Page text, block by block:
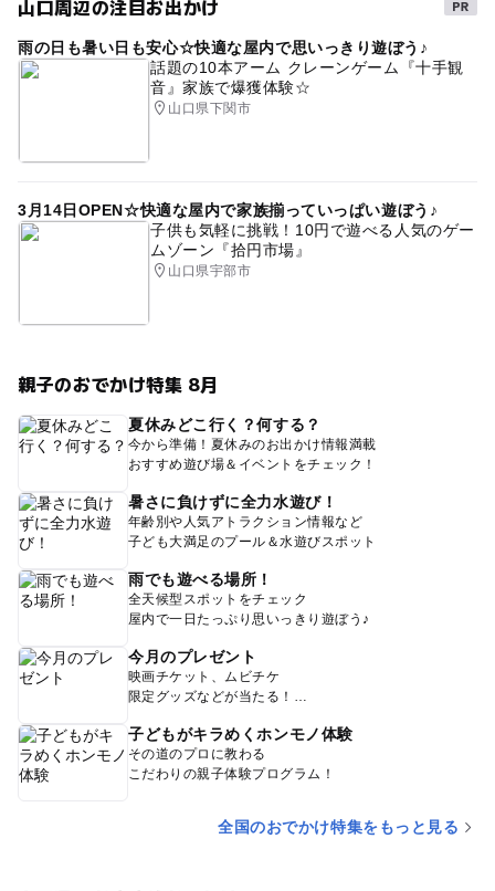
山口周辺の注目お出かけ
雨の日も暑い日も安心☆快適な屋内で思いっきり遊ぼう♪
話題の10本アーム クレーンゲーム『十手観
音』家族で爆獲体験☆
山口県下関市
3月14日OPEN☆快適な屋内で家族揃っていっぱい遊ぼう♪
子供も気軽に挑戦！10円で遊べる人気のゲー
ムゾーン『拾円市場』
山口県宇部市
親子のおでかけ特集 8月
夏休みどこ行く？何する？
今から準備！夏休みのお出かけ情報満載
おすすめ遊び場＆イベントをチェック！
暑さに負けずに全力水遊び！
年齢別や人気アトラクション情報など
子ども大満足のプール＆水遊びスポット
雨でも遊べる場所！
全天候型スポットをチェック
屋内で一日たっぷり思いっきり遊ぼう♪
今月のプレゼント
映画チケット、ムビチケ
限定グッズなどが当たる！
子どもがキラめくホンモノ体験
その道のプロに教わる
こだわりの親子体験プログラム！
全国のおでかけ特集をもっと見る